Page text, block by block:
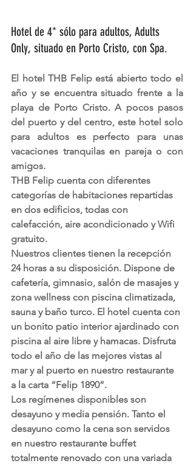
Hotel de 4* sólo para adultos, Adults
Only, situado en Porto Cristo, con Spa.
El hotel THB Felip está abierto todo el
año y se encuentra situado frente a la
playa de Porto Cristo. A pocos pasos
del puerto y del centro, este hotel solo
para adultos es perfecto para unas
vacaciones tranquilas en pareja o con
amigos.
THB Felip cuenta con diferentes
categorías de habitaciones repartidas
en dos edificios, todas con
calefacción, aire acondicionado y Wifi
gratuito.
Nuestros clientes tienen la recepción
24 horas a su disposición. Dispone de
cafetería, gimnasio, salón de masajes y
zona wellness con piscina climatizada,
sauna y baño turco. El hotel cuenta con
un bonito patio interior ajardinado con
piscina al aire libre y hamacas. Disfruta
todo el año de las mejores vistas al
mar y al puerto en nuestro restaurante
a la carta “Felip 1890”.
Los regímenes disponibles son
desayuno y media pensión. Tanto el
desayuno como la cena son servidos
en nuestro restaurante buffet
totalmente renovado con una variada